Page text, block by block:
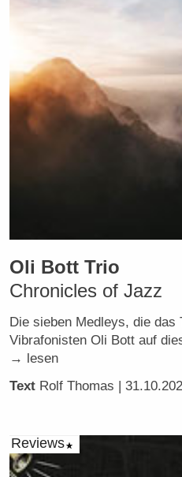
Oli Bott Trio
Chronicles of Jazz
Die sieben Medleys, die das
Vibrafonisten Oli Bott auf
→ lesen
Text Rolf Thomas |
Reviews